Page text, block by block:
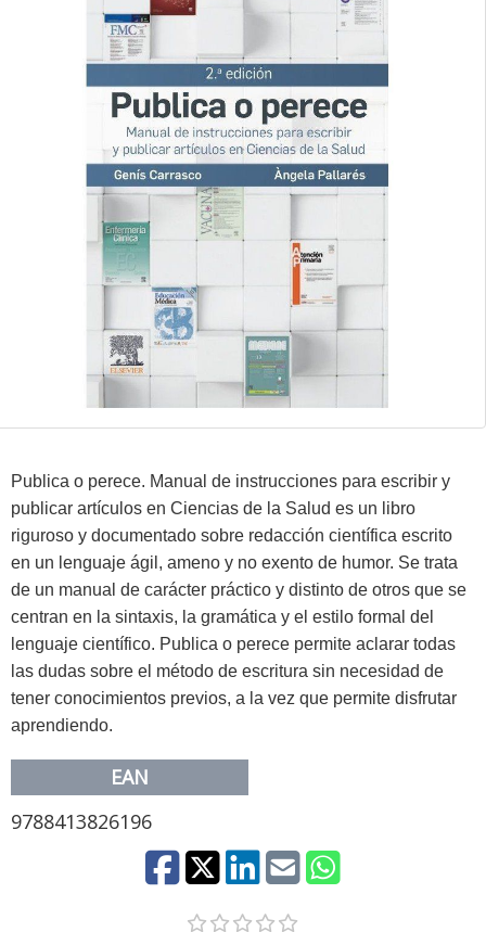
Publica o perece. Manual de instrucciones para escribir y
publicar artículos en Ciencias de la Salud es un libro
riguroso y documentado sobre redacción científica escrito
en un lenguaje ágil, ameno y no exento de humor. Se trata
de un manual de carácter práctico y distinto de otros que se
centran en la sintaxis, la gramática y el estilo formal del
lenguaje científico. Publica o perece permite aclarar todas
las dudas sobre el método de escritura sin necesidad de
tener conocimientos previos, a la vez que permite disfrutar
aprendiendo.
EAN
9788413826196